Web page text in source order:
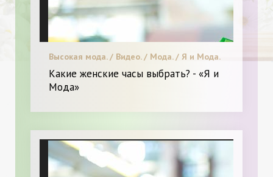
Высокая мода. / Видео. / Мода. / Я и Мода.
Какие женские часы выбрать? - «Я и
Мода»